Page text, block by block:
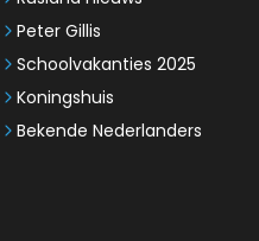
Peter Gillis
Schoolvakanties 2025
Koningshuis
Bekende Nederlanders